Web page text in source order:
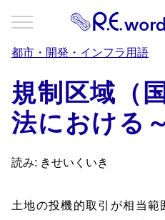
都市・開発・インフラ用語
規制区域（
法における～
読み: きせいくいき
土地の投機的取引が相当範